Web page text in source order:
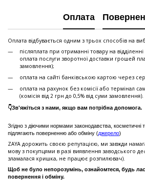
Оплата
Оплата відбувається одним з трьох способів на
післяплата при отриманні товару на
оплата послуги зворотної доставки грошей
замовлення);
оплата на сайті банківською картою через
оплата на рахунок без комісії або термінал
(комісія від 2 грн до 0,5% від суми замовлення).
👇Зв'яжіться з нами, якщо вам потрібна допомога.
Згідно з діючими нормами законодавства, косметичні
підлягають поверненню або обміну (джерело)
ZAYA дорожить своєю репутацією, ми завжди
мову з покупцями в разі виявлення заводського
зламалася кришка, не працює розпилювач).
Щоб не було непорозумінь, ознайомтеся, будь
повернення і обміну.